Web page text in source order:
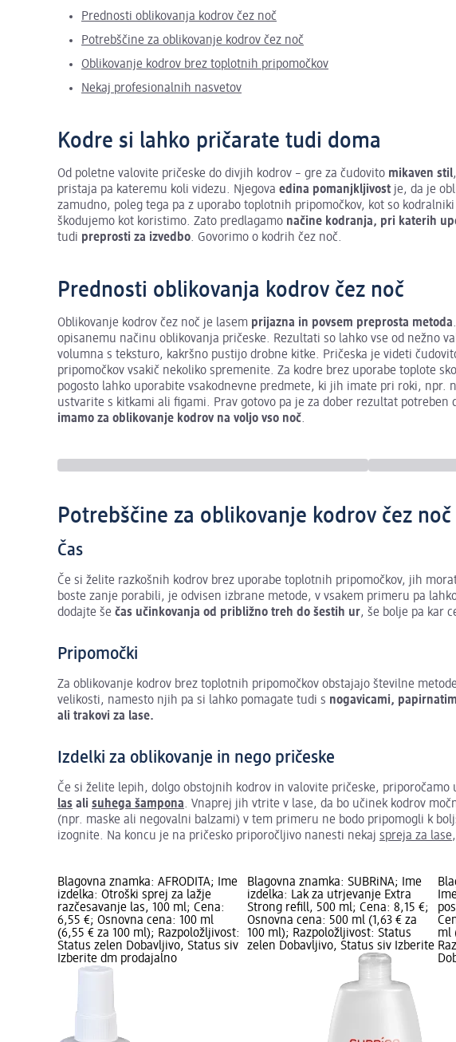
Prednosti oblikovanja kodrov čez noč
Potrebščine za oblikovanje kodrov čez noč
Oblikovanje kodrov brez toplotnih pripomočkov
Nekaj profesionalnih nasvetov
Kodre si lahko pričarate tudi doma
Od poletne valovite pričeske do divjih kodrov – gre za čudovito mikaven stil
pristaja pa kateremu koli videzu. Njegova edina pomanjkljivost je, da je
zamudno, poleg tega pa z uporabo toplotnih pripomočkov, kot so
škodujemo kot koristimo. Zato predlagamo načine kodranja, pri katerih
tudi preprosti za izvedbo. Govorimo o kodrih čez noč.
Prednosti oblikovanja kodrov čez noč
Oblikovanje kodrov čez noč je lasem prijazna in povsem preprosta metoda
opisanemu načinu oblikovanja pričeske. Rezultati so lahko vse od nežno
volumna s teksturo, kakršno pustijo drobne kitke. Pričeska je videti
pripomočkov vsakič nekoliko spremenite. Za kodre brez uporabe toplote
pogosto lahko uporabite vsakodnevne predmete, ki jih imate pri roki, npr.
ustvarite s kitkami ali figami. Prav gotovo pa je za dober rezultat potreben
imamo za oblikovanje kodrov na voljo vso noč.
Potrebščine za oblikovanje kodrov čez noč
Čas
Če si želite razkošnih kodrov brez uporabe toplotnih pripomočkov, jih
boste zanje porabili, je odvisen izbrane metode, v vsakem primeru pa
dodajte še čas učinkovanja od približno treh do šestih ur, še bolje pa kar
Pripomočki
Za oblikovanje kodrov brez toplotnih pripomočkov obstajajo številne
velikosti, namesto njih pa si lahko pomagate tudi s nogavicami,
ali trakovi za lase.
Izdelki za oblikovanje in nego pričeske
Če si želite lepih, dolgo obstojnih kodrov in valovite pričeske, priporočamo
las ali suhega šampona. Vnaprej jih vtrite v lase, da bo učinek kodrov
(npr. maske ali negovalni balzami) v tem primeru ne bodo pripomogli k
izognite. Na koncu je na pričesko priporočljivo nanesti nekaj spreja za lase
Blagovna znamka: AFRODITA; Ime
izdelka: Otroški sprej za lažje
razčesavanje las, 100 ml; Cena:
6,55 €; Osnovna cena: 100 ml
(6,55 € za 100 ml); Razpoložljivost:
Status zelen Dobavljivo, Status siv
Izberite dm prodajalno
Blagovna znamka: SUBRiNA; Ime
izdelka: Lak za utrjevanje Extra
Strong refill, 500 ml; Cena: 8,15 €;
Osnovna cena: 500 ml (1,63 € za
100 ml); Razpoložljivost: Status
zelen Dobavljivo, Status siv Izberite
ml